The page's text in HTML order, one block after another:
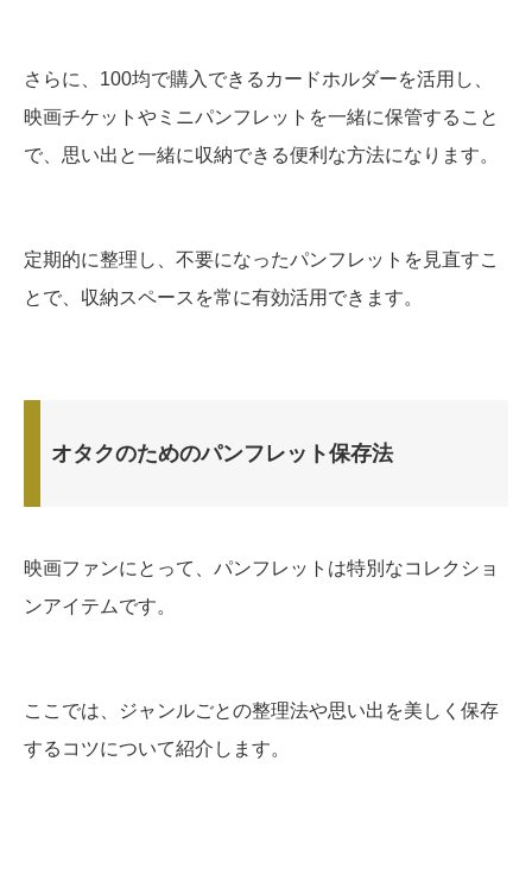
さらに、100均で購入できるカードホルダーを活用し、
映画チケットやミニパンフレットを一緒に保管すること
で、思い出と一緒に収納できる便利な方法になります。
定期的に整理し、不要になったパンフレットを見直すこ
とで、収納スペースを常に有効活用できます。
オタクのためのパンフレット保存法
映画ファンにとって、パンフレットは特別なコレクショ
ンアイテムです。
ここでは、ジャンルごとの整理法や思い出を美しく保存
するコツについて紹介します。